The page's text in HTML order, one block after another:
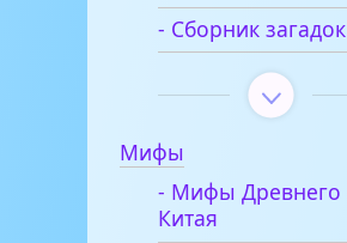
- Сборник загадок
Мифы
- Мифы Древнего
Китая